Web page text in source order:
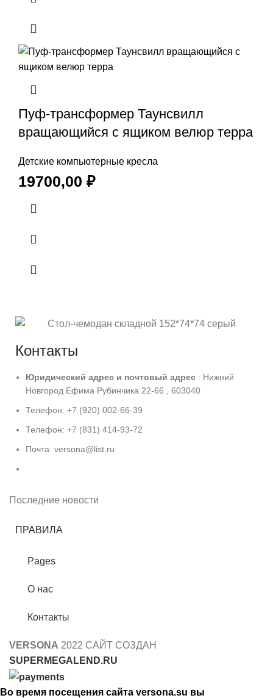
Пуф-трансформер Таунсвилл
вращающийся с ящиком велюр терра
Детские компьютерные кресла
19700,00 ₽
Контакты
Юридический адрес и почтовый адрес : Нижний
Новгород Ефима Рубинчика 22-66 , 603040
Телефон: +7 (920) 002-66-39
Телефон: +7 (831) 414-93-72
Почта: versona@list.ru
Последние новости
ПРАВИЛА
Pages
О нас
Контакты
VERSONA 2022 САЙТ СОЗДАН
SUPERMEGALEND.RU
Во время посещения сайта versona.su вы